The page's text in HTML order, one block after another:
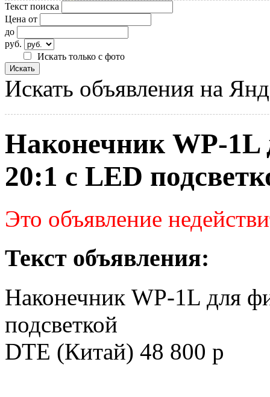
Текст поиска
Цена от
до
руб.
Искать только с фото
Искать объявления на
Наконечник WP-1L
20:1 с LED
Это объявление
Текст объявления:
Наконечник WP-1L для
подсветкой
DTE (Китай) 48 800 р